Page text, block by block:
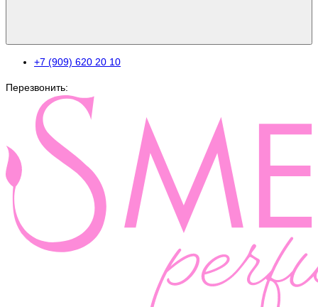
+7 (909) 620 20 10
Перезвонить: